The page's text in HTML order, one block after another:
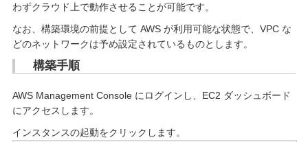
わずクラウド上で動作させることが可能です。
なお、構築環境の前提として AWS が利用可能な状態で、VPC な
どのネットワークは予め設定されているものとします。
構築手順
AWS Management Console にログインし、EC2 ダッシュボード
にアクセスします。
インスタンスの起動をクリックします。